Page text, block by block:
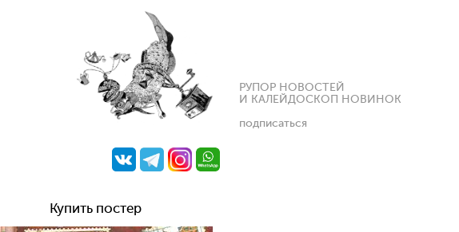
РУПОР НОВОСТЕЙ
И КАЛЕЙДОСКОП НОВИНОК
подписаться
Купить постер